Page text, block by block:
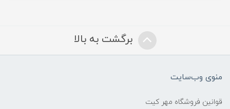
برگشت به بالا
منوی وب‌سایت
قوانین فروشگاه مهر کیت